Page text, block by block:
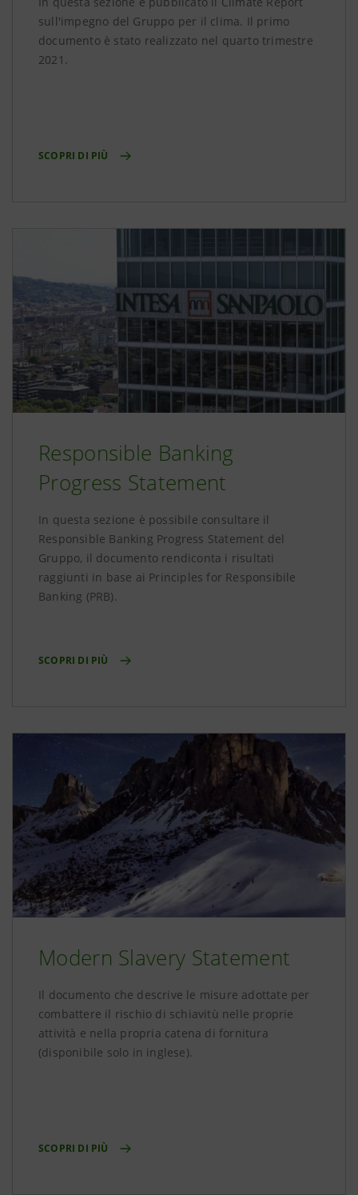
sull'impegno del Gruppo per il clima. Il primo
documento è stato realizzato nel quarto trimestre
2021.
SCOPRI DI PIÙ
Responsible Banking
Progress Statement
In questa sezione è possibile consultare il
Responsible Banking Progress Statement del
Gruppo, il documento rendiconta i risultati
raggiunti in base ai Principles for Responsibile
Banking (PRB).
SCOPRI DI PIÙ
Modern Slavery Statement
Il documento che descrive le misure adottate per
combattere il rischio di schiavitù nelle proprie
attività e nella propria catena di fornitura
(disponibile solo in inglese).
SCOPRI DI PIÙ